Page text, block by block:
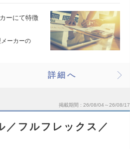
ーにて特徴
ーカーの
詳細へ
掲載期間 26/08/04～26/08/17
／フルフレックス／